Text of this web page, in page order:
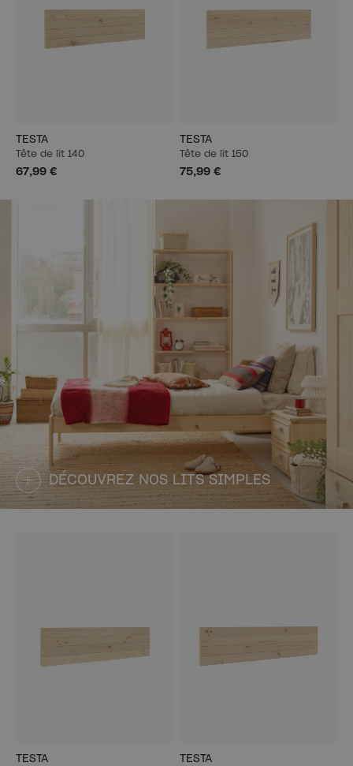
TESTA
Tête de lit 140
67,99 €
TESTA
Tête de lit 150
75,99 €
DÉCOUVREZ NOS LITS SIMPLES
TESTA TESTA